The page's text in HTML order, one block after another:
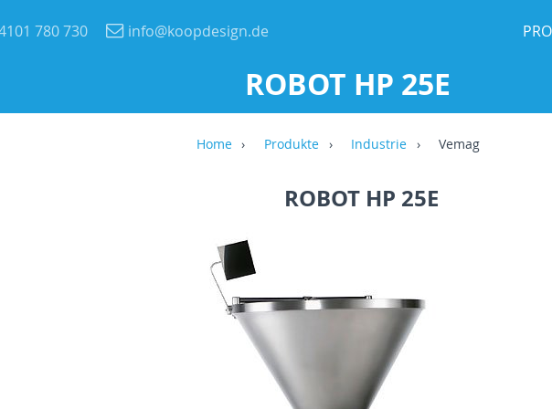
780 730
info@koopdesign.de
ROBOT HP 25E
Home Produkte Industrie Vemag
ROBOT HP 25E